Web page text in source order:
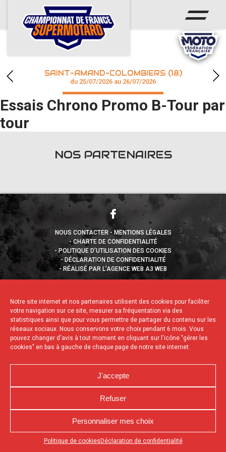
Notre site internet et nos partenaires utilisent des cookies pour faciliter
votre navigation sur ce site, mesurer sa fréquentation via des
statistiques ainsi que pour vous permettre de partager du contenu sur les
réseaux sociaux. Nous conservons votre choix pendant 6 mois. Vous
pouvez changer d'avis à tout moment en cliquant sur l'icône "gérer les
cookies" en bas à gauche de chaque page de notre site internet.
J'accepte
Refuser
Personnaliser mes choix
Politique de cookies Déclaration de confidentialité
Appuyez sur le bouton partager en bas de votre
ACCUEIL
ACTUS
CALENDRIER
CHAMPIONNAT
RÉSULTATS
PHOTOS / WEB TV
SAINT-AMAND-COLOMBIERS (18)
du 25/07/2026 au 26/07/2026
Essais Chrono Promo B-Tour par
tour
NOS PARTENAIRES
NOUS CONTACTER
MENTIONS LÉGALES
CHARTE DE CONFIDENTIALITÉ
POLITIQUE D’UTILISATION DES COOKIES
DÉCLARATION DE CONFIDENTIALITÉ
RÉALISÉ PAR L’AGENCE WEB A3 WEB